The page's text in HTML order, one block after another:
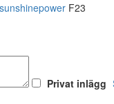
sunshinepower F23
Privat inlägg